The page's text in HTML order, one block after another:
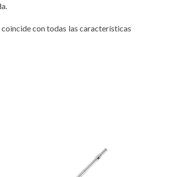
con todas las características